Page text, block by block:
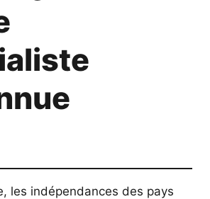
les indépendances des pays